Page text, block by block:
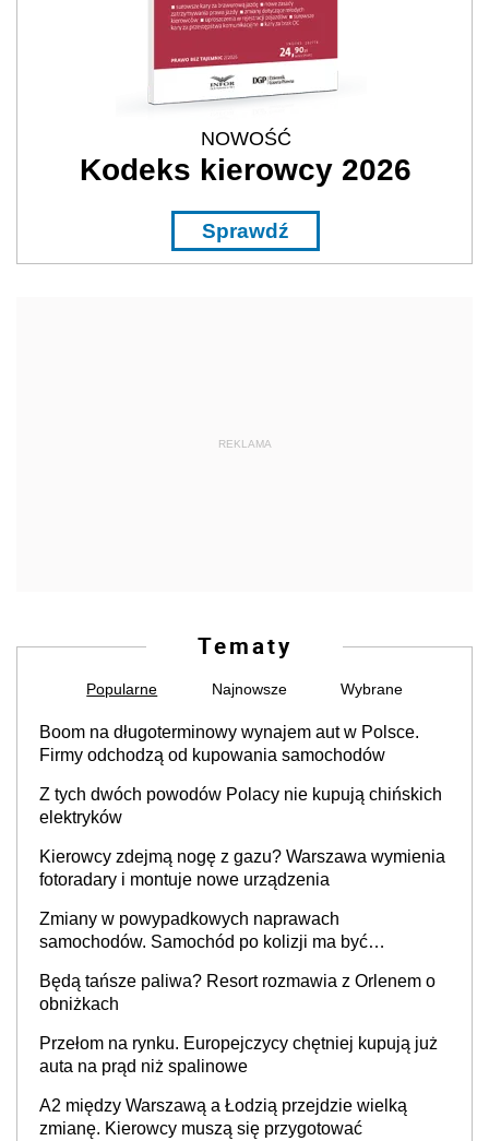
NOWOŚĆ
Kodeks kierowcy 2026
Sprawdź
REKLAMA
Tematy
Popularne Najnowsze Wybrane
Boom na długoterminowy wynajem aut w Polsce.
Firmy odchodzą od kupowania samochodów
Z tych dwóch powodów Polacy nie kupują chińskich
elektryków
Kierowcy zdejmą nogę z gazu? Warszawa wymienia
fotoradary i montuje nowe urządzenia
Zmiany w powypadkowych naprawach
samochodów. Samochód po kolizji ma być
producenta
Będą tańsze paliwa? Resort rozmawia z Orlenem o
obniżkach
Przełom na rynku. Europejczycy chętniej kupują już
auta na prąd niż spalinowe
A2 między Warszawą a Łodzią przejdzie wielką
zmianę. Kierowcy muszą się przygotować